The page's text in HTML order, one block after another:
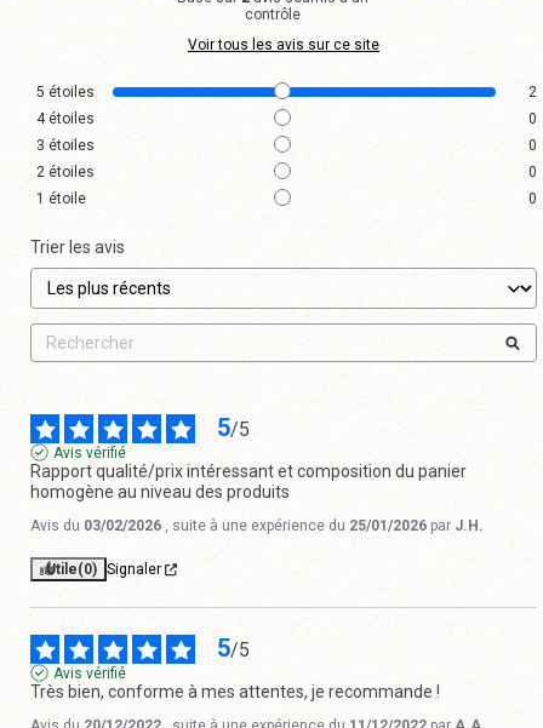
contrôle
Voir tous les avis sur ce site
5 étoiles
2
4étoiles
0
3 étoiles
0
2 étoiles
0
1 étoile 0
Trier les avis
5/5
Avis vérifié
Rapport qualité/prix intéressant et composition du panier
homogène au niveau des produits
Avis du 03/02/2026 , suite à une expérience du 25/01/2026 par J.H.
Utile(0) Signaler
5/5
Avis vérifié
Très bien, conforme à mes attentes, je recommande !